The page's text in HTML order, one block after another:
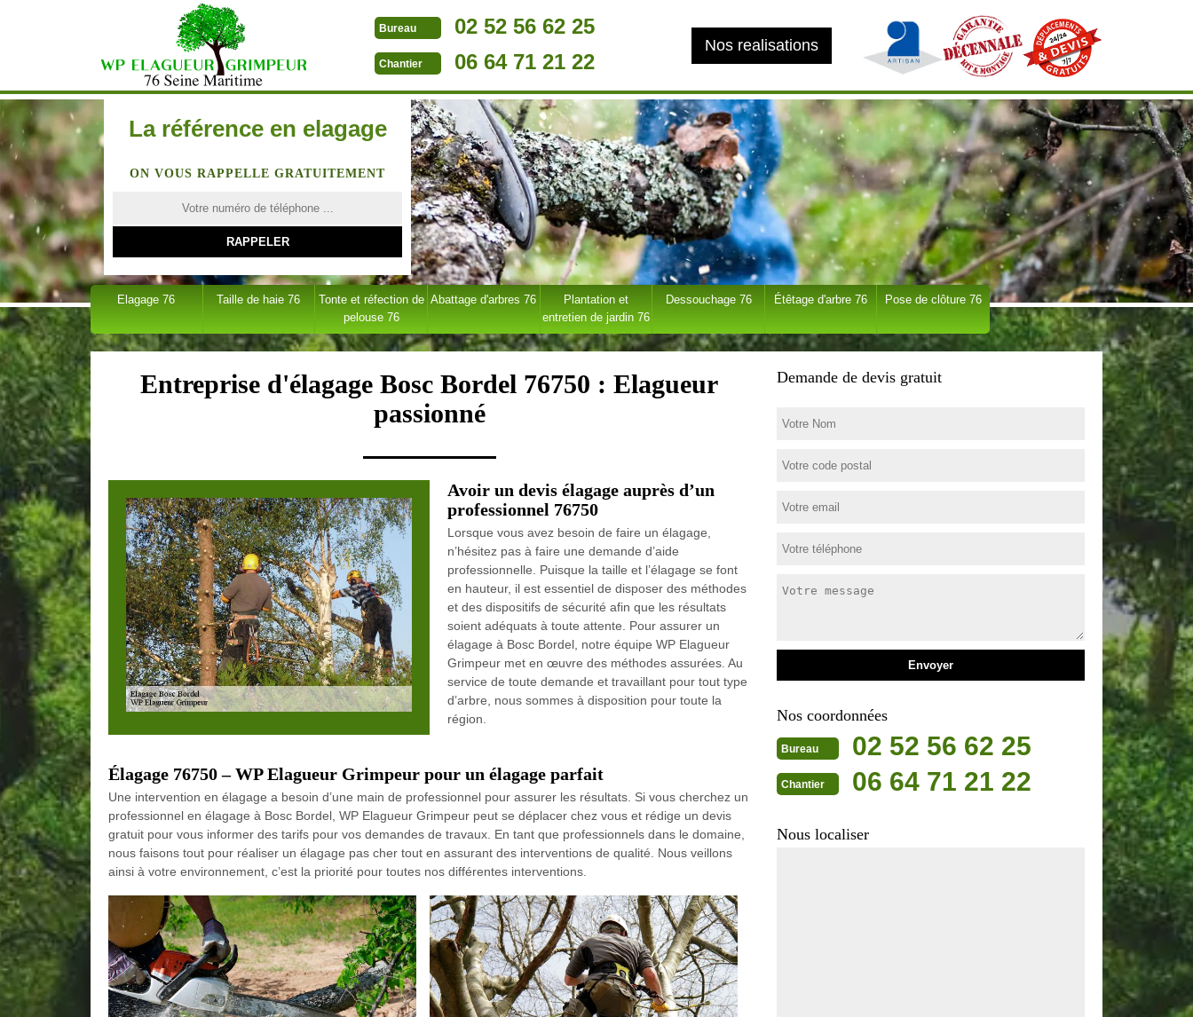
Bureau 02 52 56 62 25
Chantier 06 64 71 21 22
Nos realisations
La référence en elagage
ON VOUS RAPPELLE GRATUITEMENT
Elagage 76 Taille de haie 76
Tonte et réfection de
pelouse 76
Abattage d'arbres 76
Plantation et
entretien de jardin 76
Dessouchage 76 Étêtage d'arbre 76 Pose de clôture 76
Entreprise d'élagage Bosc Bordel 76750 : Elagueur
passionné
Avoir un devis élagage auprès d’un
professionnel 76750
Lorsque vous avez besoin de faire un élagage,
n’hésitez pas à faire une demande d’aide
professionnelle. Puisque la taille et l’élagage se font
en hauteur, il est essentiel de disposer des méthodes
et des dispositifs de sécurité afin que les résultats
soient adéquats à toute attente. Pour assurer un
élagage à Bosc Bordel, notre équipe WP Elagueur
Grimpeur met en œuvre des méthodes assurées. Au
service de toute demande et travaillant pour tout type
d’arbre, nous sommes à disposition pour toute la
région.
Élagage 76750 – WP Elagueur Grimpeur pour un élagage parfait
Une intervention en élagage a besoin d’une main de professionnel pour assurer les résultats. Si vous cherchez un
professionnel en élagage à Bosc Bordel, WP Elagueur Grimpeur peut se déplacer chez vous et rédige un devis
gratuit pour vous informer des tarifs pour vos demandes de travaux. En tant que professionnels dans le domaine,
nous faisons tout pour réaliser un élagage pas cher tout en assurant des interventions de qualité. Nous veillons
ainsi à votre environnement, c’est la priorité pour toutes nos différentes interventions.
Demande de devis gratuit
Nos coordonnées
Bureau 02 52 56 62 25
Chantier 06 64 71 21 22
Nous localiser